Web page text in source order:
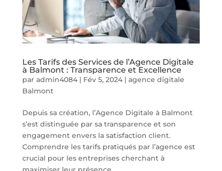
Les Tarifs des Services de l’Agence Digitale
à Balmont : Transparence et Excellence
par admin4084| Fév 5, 2024| agence digitale
Balmont
Depuis sa création, l’Agence Digitale à Balmont
s’est distinguée par sa transparence et son
engagement envers la satisfaction client.
Comprendre les tarifs pratiqués par l’agence est
crucial pour les entreprises cherchant à